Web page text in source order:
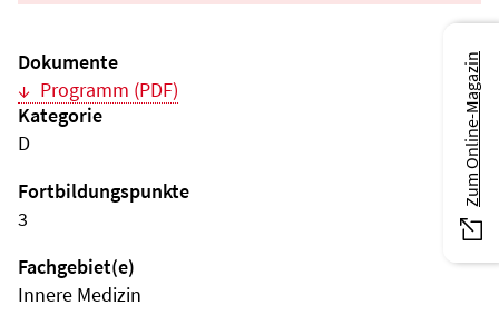
Dokumente
Programm (PDF)
Kategorie
D
Fortbildungspunkte
3
Fachgebiet(e)
Innere Medizin
Zum Online-Magazin